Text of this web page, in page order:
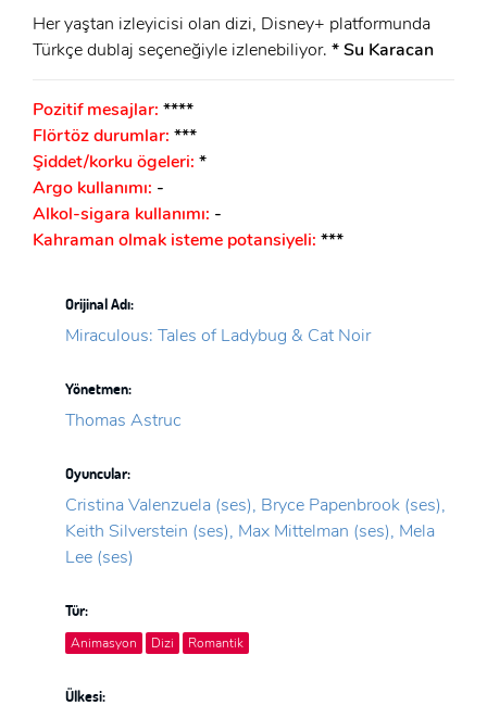
Her yaştan izleyicisi olan dizi, Disney+ platformunda
Türkçe dublaj seçeneğiyle izlenebiliyor. * Su Karacan
Pozitif mesajlar: ****
Flörtöz durumlar: ***
Şiddet/korku ögeleri: *
Argo kullanımı: -
Alkol-sigara kullanımı: -
Kahraman olmak isteme potansiyeli: ***
Orijinal Adı:
Miraculous: Tales of Ladybug & Cat Noir
Yönetmen:
Thomas Astruc
Oyuncular:
Cristina Valenzuela (ses), Bryce Papenbrook (ses),
Keith Silverstein (ses), Max Mittelman (ses), Mela
Lee (ses)
Tür:
Animasyon Dizi Romantik
Ülkesi: